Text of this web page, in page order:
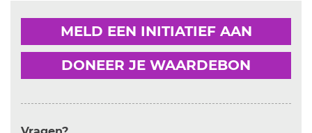
MELD EEN INITIATIEF AAN
DONEER JE WAARDEBON